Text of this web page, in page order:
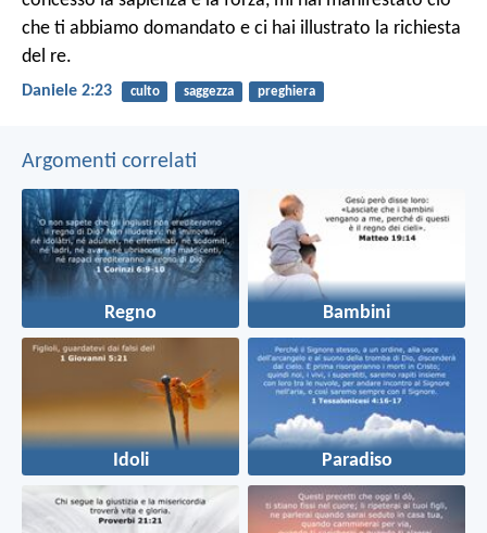
che ti abbiamo domandato e ci hai illustrato la richiesta
del re.
Daniele 2:23 culto saggezza preghiera
Argomenti correlati
Regno Bambini
Idoli Paradiso